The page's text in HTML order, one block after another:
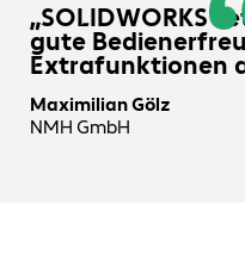
„SOLIDWORKS
gute
Extrafunktionen
Maximilian Gölz
NMH GmbH